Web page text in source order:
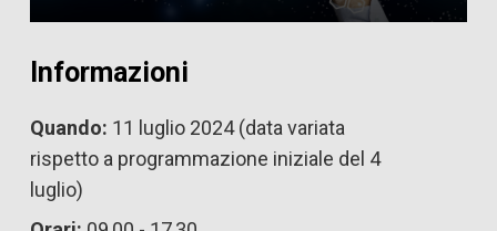
Informazioni
Quando: 11 luglio 2024 (data variata
rispetto a programmazione iniziale del 4
luglio)